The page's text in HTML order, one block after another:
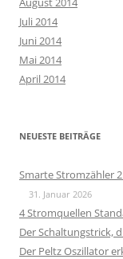
Juli 2014
Juni 2014
Mai 2014
April 2014
NEUESTE BEITRÄGE
Smarte Stromzähler
31. Januar 2026
4 Stromquellen
Der Schaltungstrick,
Der Peltz Oszillator